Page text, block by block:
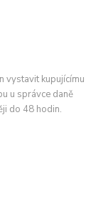
vystavit kupujícímu
u správce daně
do 48 hodin.